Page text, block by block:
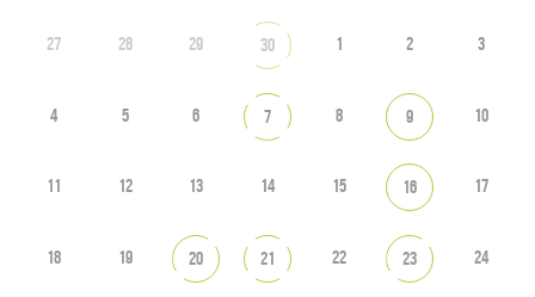
27 28 29 30 1 2 3
4 5 6 7 8 9 10
11 12 13 14 15 16 17
18 19 20 21 22 23 24